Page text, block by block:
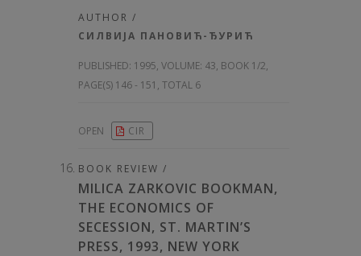
AUTHOR /
СИЛВИЈА ПАНОВИЋ-ЂУРИЋ
PUBLISHED: 1995, VOLUME: 43, BOOK 1/2,
PAGE(S) 146 - 151, TOTAL 6
OPEN CIR
BOOK REVIEW /
MILICA ZARKOVIC BOOKMAN,
THE ECONOMICS OF
SECESSION, ST. MARTIN’S
PRESS, 1993, NEW YORK